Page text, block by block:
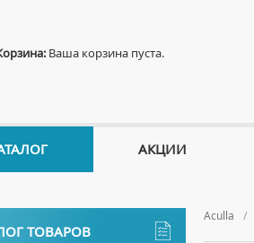
Aculla
ТОВАРОВ
Ваша корзина пуста.
АКЦИИ